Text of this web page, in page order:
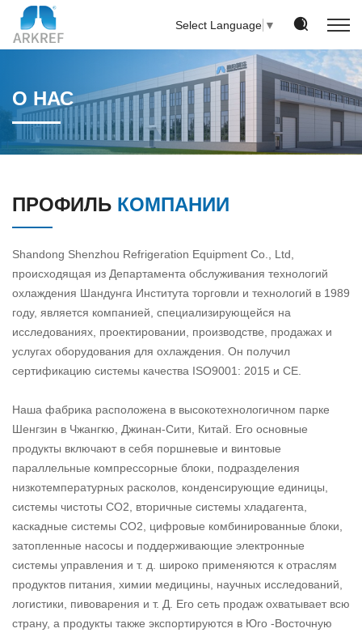
Select Language ▼
О НАС
ПРОФИЛЬ КОМПАНИИ
Shandong Shenzhou Refrigeration Equipment Co., Ltd,
происходящая из Департамента обслуживания технологий
охлаждения Шандунга Института торговли и технологий в 1989
году, является компанией, специализирующейся на
исследованиях, проектировании, производстве, продажах и
услугах оборудования для охлаждения. Он получил
сертификацию системы качества ISO9001: 2015 и CE.
Наша фабрика расположена в высокотехнологичном парке
Шенгзин в Чжангкю, Джинан-Сити, Китай. Его основные
продукты включают в себя поршневые и винтовые
параллельные компрессорные блоки, подразделения
низкотемпературных расколов, конденсирующие единицы,
системы чистоты CO2, вторичные системы хладагента,
каскадные системы CO2, цифровые комбинированные блоки,
затопленные насосы и поддерживающие электронные
системы управления и т. д. широко применяются к отраслям
продуктов питания, химии медицины, научных исследований,
логистики, пивоварения и т. Д. Его сеть продаж охватывает всю
страну, а продукты также экспортируются в Юго -Восточную